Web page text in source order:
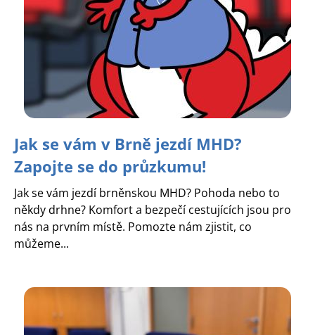
Jak se vám v Brně jezdí MHD?
Zapojte se do průzkumu!
Jak se vám jezdí brněnskou MHD? Pohoda nebo to
někdy drhne? Komfort a bezpečí cestujících jsou pro
nás na prvním místě. Pomozte nám zjistit, co
můžeme...